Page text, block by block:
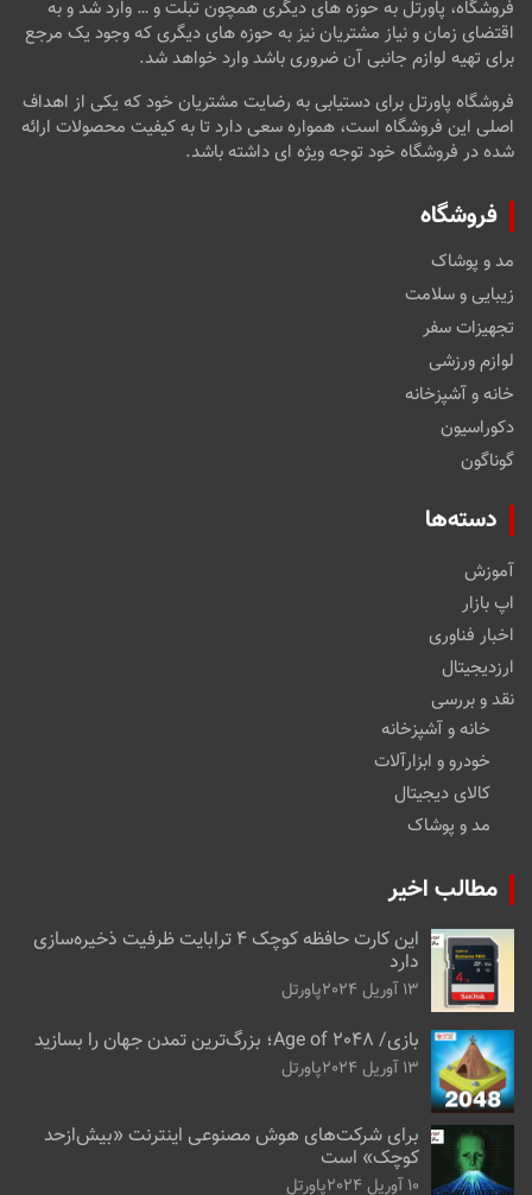
فروشگاه، پاورتل به حوزه های دیگری همچون تبلت و … وارد شد و به
اقتضای زمان و نیاز مشتریان نیز به حوزه های دیگری که وجود یک مرجع
برای تهیه لوازم جانبی آن ضروری باشد وارد خواهد شد.
فروشگاه پاورتل برای دستیابی به رضایت مشتریان خود که یکی از اهداف
اصلی این فروشگاه است، همواره سعی دارد تا به کیفیت محصولات ارائه
شده در فروشگاه خود توجه ویژه ای داشته باشد.
فروشگاه
مد و پوشاک
زیبایی و سلامت
تجهیزات سفر
لوازم ورزشی
خانه و آشپزخانه
دکوراسیون
گوناگون
دسته‌ها
آموزش
اپ بازار
اخبار فناوری
ارزدیجیتال
نقد و بررسی
خانه و آشپزخانه
خودرو و ابزارآلات
کالای دیجیتال
مد و پوشاک
مطالب اخیر
این کارت حافظه کوچک ۴ ترابایت ظرفیت ذخیره‌سازی
دارد
13 آوریل 2024 پاورتل
بازی/ Age of 2048؛ بزرگ‌ترین تمدن جهان را بسازید
13 آوریل 2024 پاورتل
برای شرکت‌های هوش مصنوعی اینترنت «بیش‌از‌حد
کوچک» است
10 آوریل 2024 پاورتل